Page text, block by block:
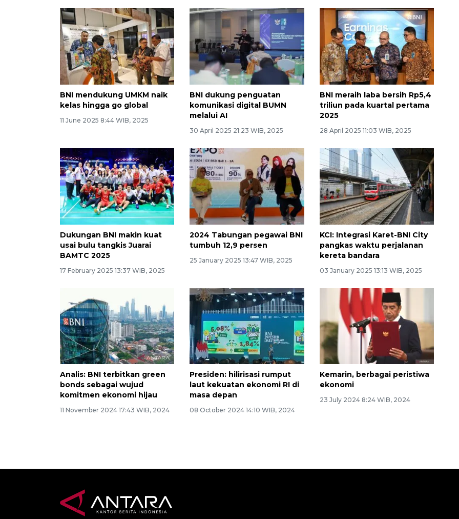
BNI mendukung UMKM naik
kelas hingga go global
11 June 2025 8:44 WIB, 2025
BNI dukung penguatan
komunikasi digital BUMN
melalui AI
30 April 2025 21:23 WIB, 2025
BNI meraih laba bersih Rp5,4
triliun pada kuartal pertama
2025
28 April 2025 11:03 WIB, 2025
Dukungan BNI makin kuat
usai bulu tangkis Juarai
BAMTC 2025
17 February 2025 13:37 WIB, 2025
2024 Tabungan pegawai BNI
tumbuh 12,9 persen
25 January 2025 13:47 WIB, 2025
KCI: Integrasi Karet-BNI City
pangkas waktu perjalanan
kereta bandara
03 January 2025 13:13 WIB, 2025
Analis: BNI terbitkan green
bonds sebagai wujud
komitmen ekonomi hijau
11 November 2024 17:43 WIB, 2024
Presiden: hilirisasi rumput
laut kekuatan ekonomi RI di
masa depan
08 October 2024 14:10 WIB, 2024
Kemarin, berbagai peristiwa
ekonomi
23 July 2024 8:24 WIB, 2024